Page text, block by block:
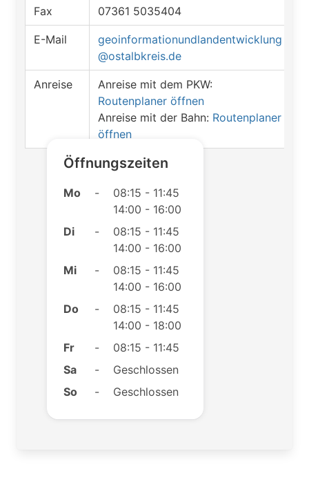
Fax 07361 5035404
E-Mail
geoinformationundlandentwicklung
@ostalbkreis.de
Anreise
Anreise mit dem PKW:
Routenplaner öffnen
Anreise mit der Bahn: Routenplaner
öffnen
Öffnungszeiten
Mo -
08:15 - 11:45
14:00 - 16:00
Di
-
08:15 - 11:45
14:00 - 16:00
Mi
-
08:15 - 11:45
14:00 - 16:00
Do
-
08:15 - 11:45
14:00 - 18:00
Fr
-
08:15 - 11:45
Sa
-
Geschlossen
So
- Geschlossen